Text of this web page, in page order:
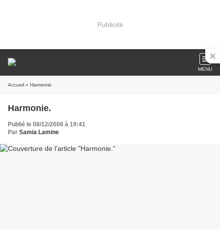
Publicité
MENU
Accueil » Harmonie.
Harmonie.
Publié le 08/12/2008 à 19:41
Par Samia Lamine